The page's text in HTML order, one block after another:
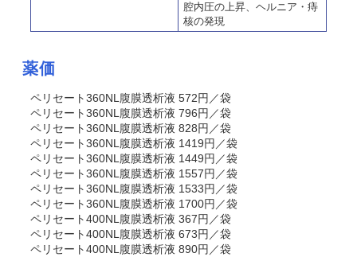
腔内圧の上昇、ヘルニア・痔
核の発現
薬価
ペリセート360NL腹膜透析液 572円／袋
ペリセート360NL腹膜透析液 796円／袋
ペリセート360NL腹膜透析液 828円／袋
ペリセート360NL腹膜透析液 1419円／袋
ペリセート360NL腹膜透析液 1449円／袋
ペリセート360NL腹膜透析液 1557円／袋
ペリセート360NL腹膜透析液 1533円／袋
ペリセート360NL腹膜透析液 1700円／袋
ペリセート400NL腹膜透析液 367円／袋
ペリセート400NL腹膜透析液 673円／袋
ペリセート400NL腹膜透析液 890円／袋